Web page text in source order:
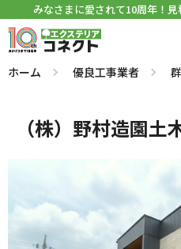
みなさまに愛されて10周年！見
ホーム 優良工事業者
（株）野村造園土